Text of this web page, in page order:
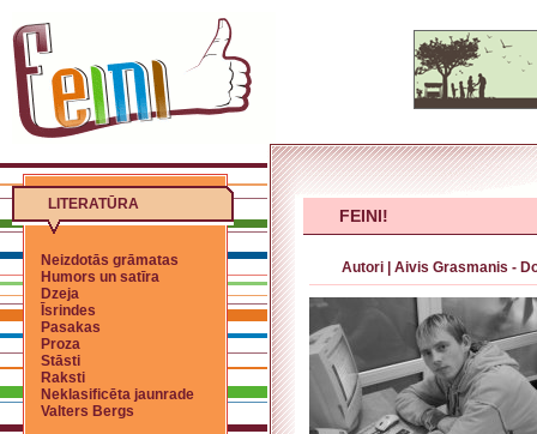
LITERATŪRA
Neizdotās grāmatas
Humors un satīra
Dzeja
Īsrindes
Pasakas
Proza
Stāsti
Raksti
Neklasificēta jaunrade
Valters Bergs
FEINI!
Autori Aivis Grasmanis -